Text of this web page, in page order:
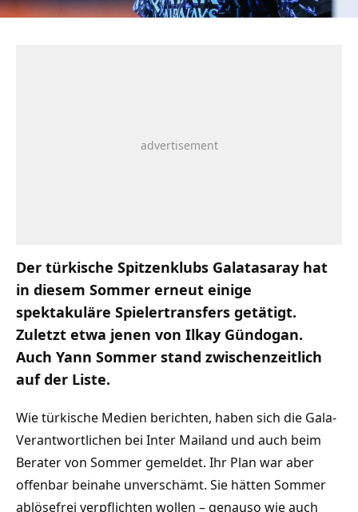
Der türkische Spitzenklubs Galatasaray hat
in diesem Sommer erneut einige
spektakuläre Spielertransfers getätigt.
Zuletzt etwa jenen von Ilkay Gündogan.
Auch Yann Sommer stand zwischenzeitlich
auf der Liste.
Wie türkische Medien berichten, haben sich die Gala-
Verantwortlichen bei Inter Mailand und auch beim
Berater von Sommer gemeldet. Ihr Plan war aber
offenbar beinahe unverschämt. Sie hätten Sommer
ablösefrei verpflichten wollen – genauso wie auch